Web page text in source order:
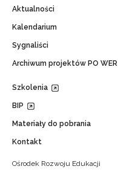
Aktualności
Kalendarium
Sygnaliści
Archiwum projektów PO WER
Szkolenia
BIP
Materiały do pobrania
Kontakt
Ośrodek Rozwoju Edukacji